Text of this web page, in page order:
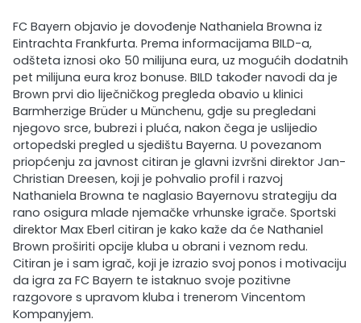
FC Bayern objavio je dovođenje Nathaniela Browna iz
Eintrachta Frankfurta. Prema informacijama BILD-a,
odšteta iznosi oko 50 milijuna eura, uz mogućih dodatnih
pet milijuna eura kroz bonuse. BILD također navodi da je
Brown prvi dio liječničkog pregleda obavio u klinici
Barmherzige Brüder u Münchenu, gdje su pregledani
njegovo srce, bubrezi i pluća, nakon čega je uslijedio
ortopedski pregled u sjedištu Bayerna. U povezanom
priopćenju za javnost citiran je glavni izvršni direktor Jan-
Christian Dreesen, koji je pohvalio profil i razvoj
Nathaniela Browna te naglasio Bayernovu strategiju da
rano osigura mlade njemačke vrhunske igrače. Sportski
direktor Max Eberl citiran je kako kaže da će Nathaniel
Brown proširiti opcije kluba u obrani i veznom redu.
Citiran je i sam igrač, koji je izrazio svoj ponos i motivaciju
da igra za FC Bayern te istaknuo svoje pozitivne
razgovore s upravom kluba i trenerom Vincentom
Kompanyjem.